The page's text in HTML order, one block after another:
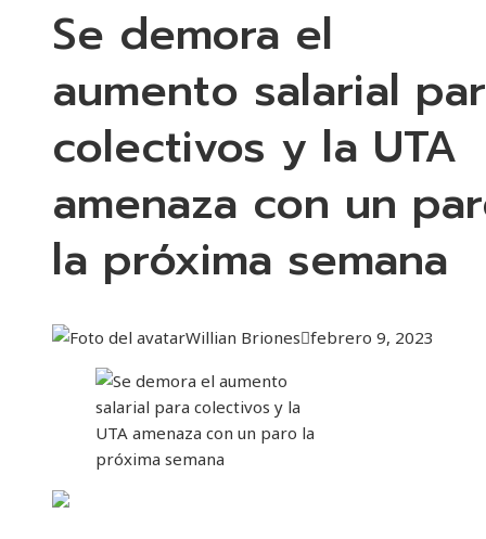
Se demora el
aumento salarial
colectivos y la UTA
amenaza con un
la próxima semana
Willian Briones febrero 9, 2023